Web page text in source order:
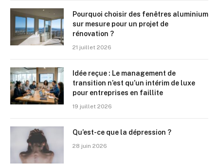
Pourquoi choisir des fenêtres aluminium
sur mesure pour un projet de
rénovation ?
21 juillet 2026
Idée reçue : Le management de
transition n’est qu’un intérim de luxe
pour entreprises en faillite
19 juillet 2026
Qu’est-ce que la dépression ?
28 juin 2026